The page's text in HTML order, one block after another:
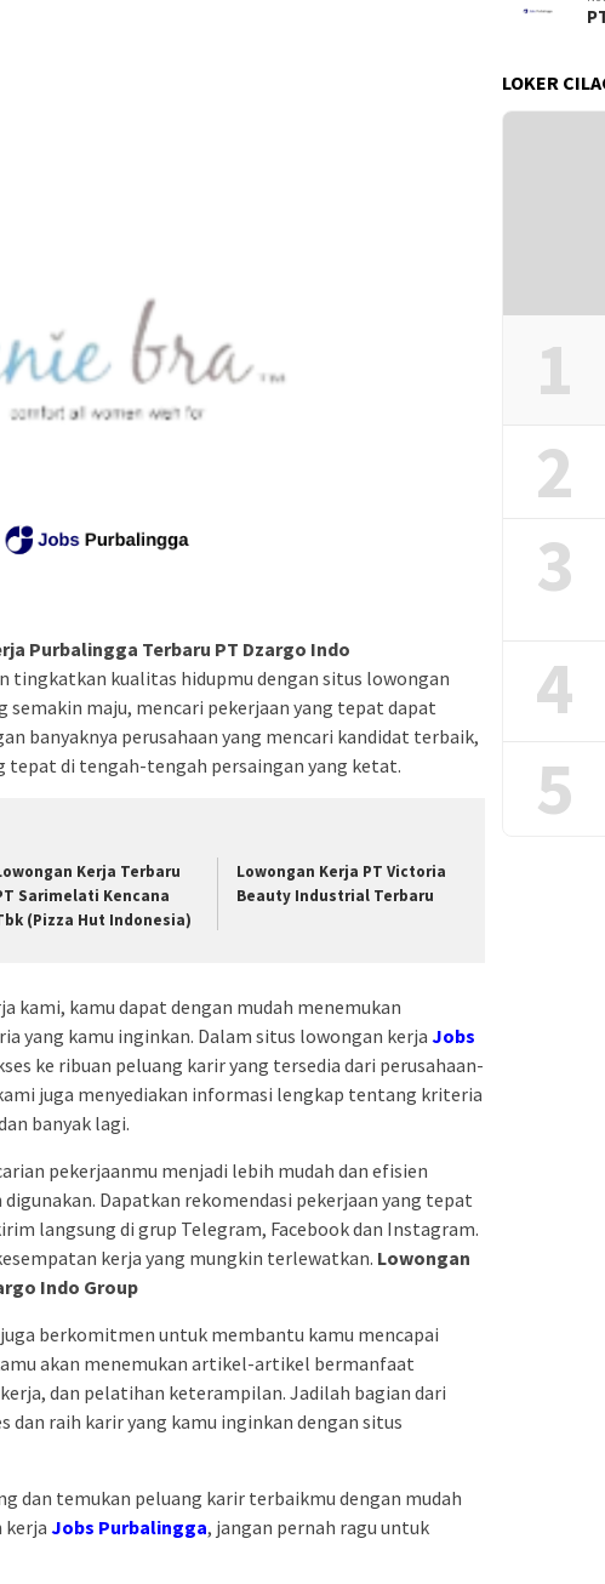
Purbalingga Terbaru PT Dzargo Indo
tingkatkan kualitas hidupmu dengan situs lowongan
semakin maju, mencari pekerjaan yang tepat dapat
banyaknya perusahaan yang mencari kandidat terbaik,
tepat di tengah-tengah persaingan yang ketat.
Kerja Terbaru
Sarimelati Kencana
(Pizza Hut Indonesia)
Lowongan Kerja PT Victoria
Beauty Industrial Terbaru
kami, kamu dapat dengan mudah menemukan
yang kamu inginkan. Dalam situs lowongan kerja Jobs
ke ribuan peluang karir yang tersedia dari perusahaan-
juga menyediakan informasi lengkap tentang kriteria
banyak lagi.
pekerjaanmu menjadi lebih mudah dan efisien
Dapatkan rekomendasi pekerjaan yang tepat
langsung di grup Telegram, Facebook dan Instagram.
kerja yang mungkin terlewatkan. Lowongan
Indo Group
berkomitmen untuk membantu kamu mencapai
akan menemukan artikel-artikel bermanfaat
dan pelatihan keterampilan. Jadilah bagian dari
dan raih karir yang kamu inginkan dengan situs
dan temukan peluang karir terbaikmu dengan mudah
kerjaJobs Purbalingga, jangan pernah ragu untuk
LOKER
1
2
3
4
5